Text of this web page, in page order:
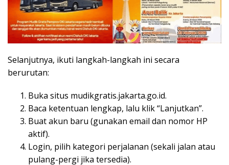
Selanjutnya, ikuti langkah-langkah ini secara
berurutan:
Buka situs mudikgratis.jakarta.go.id.
Baca ketentuan lengkap, lalu klik “Lanjutkan”.
Buat akun baru (gunakan email dan nomor HP
aktif).
Login, pilih kategori perjalanan (sekali jalan atau
pulang-pergi jika tersedia).